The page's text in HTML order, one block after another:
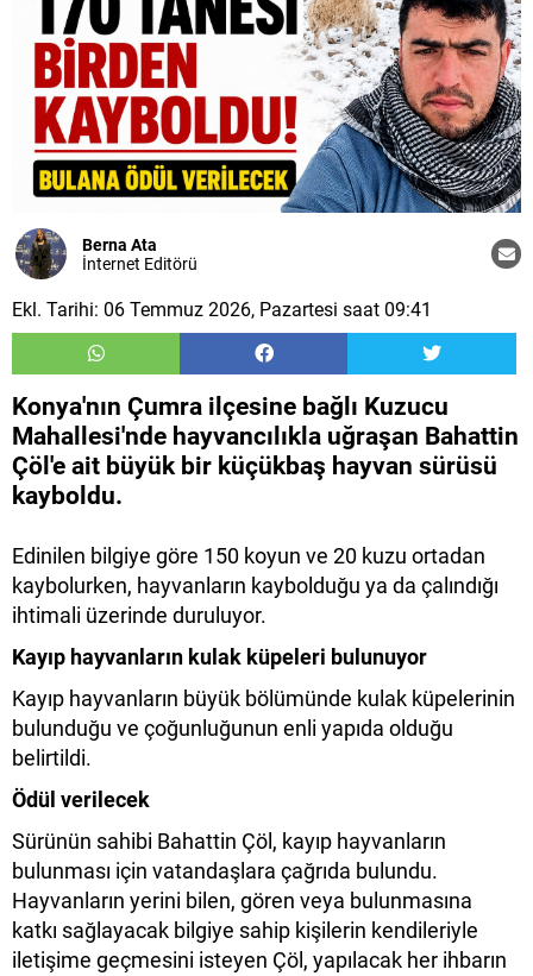
Berna Ata
İnternet Editörü
Ekl. Tarihi: 06 Temmuz 2026, Pazartesi saat 09:41
Konya'nın Çumra ilçesine bağlı Kuzucu
Mahallesi'nde hayvancılıkla uğraşan Bahattin
Çöl'e ait büyük bir küçükbaş hayvan sürüsü
kayboldu.
Edinilen bilgiye göre 150 koyun ve 20 kuzu ortadan
kaybolurken, hayvanların kaybolduğu ya da çalındığı
ihtimali üzerinde duruluyor.
Kayıp hayvanların kulak küpeleri bulunuyor
Kayıp hayvanların büyük bölümünde kulak küpelerinin
bulunduğu ve çoğunluğunun enli yapıda olduğu
belirtildi.
Ödül verilecek
Sürünün sahibi Bahattin Çöl, kayıp hayvanların
bulunması için vatandaşlara çağrıda bulundu.
Hayvanların yerini bilen, gören veya bulunmasına
katkı sağlayacak bilgiye sahip kişilerin kendileriyle
iletişime geçmesini isteyen Çöl, yapılacak her ihbarın